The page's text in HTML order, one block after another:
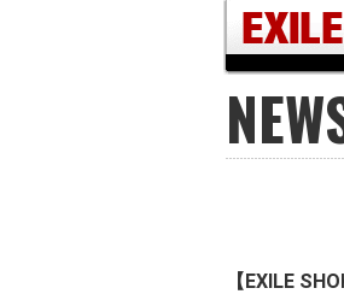
【EXILE